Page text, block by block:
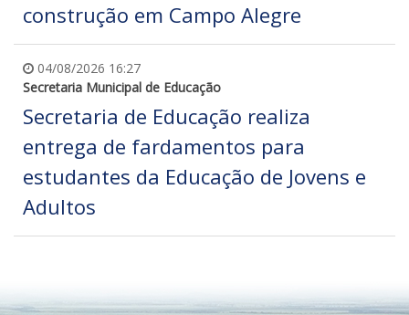
construção em Campo Alegre
04/08/2026 16:27
Secretaria Municipal de Educação
Secretaria de Educação realiza
entrega de fardamentos para
estudantes da Educação de Jovens e
Adultos